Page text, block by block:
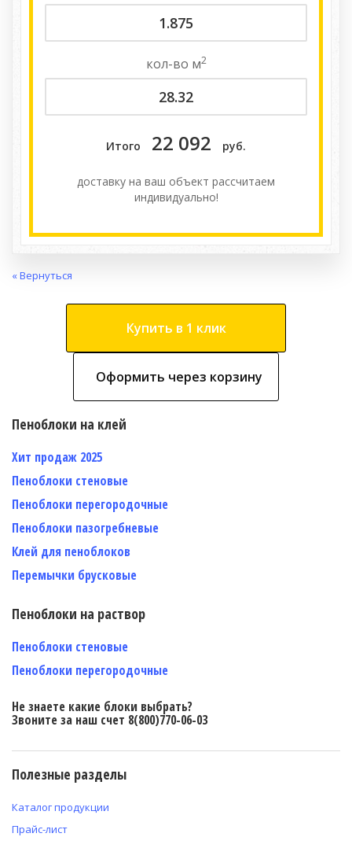
кол-во м2
Итого 22 092 руб.
доставку на ваш объект расcчитаем
индивидуально!
« Вернуться
Купить в 1 клик
Оформить через корзину
Пеноблоки на клей
Хит продаж 2025
Пеноблоки стеновые
Пеноблоки перегородочные
Пеноблоки пазогребневые
Клей для пеноблоков
Перемычки брусковые
Пеноблоки на раствор
Пеноблоки стеновые
Пеноблоки перегородочные
Не знаете какие блоки выбрать?
Звоните за наш счет 8(800)770-06-03
Полезные разделы
Каталог продукции
Прайс-лист